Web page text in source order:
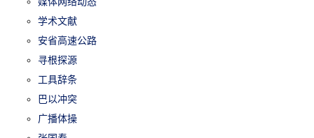
学术文献
安省高速公路
寻根探源
工具辞条
巴以冲突
广播体操